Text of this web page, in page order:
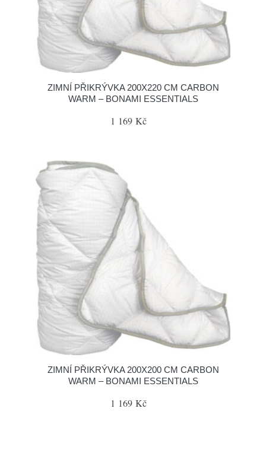
ZIMNÍ PŘIKRÝVKA 200X220 CM CARBON
WARM – BONAMI ESSENTIALS
1 169 Kč
ZIMNÍ PŘIKRÝVKA 200X200 CM CARBON
WARM – BONAMI ESSENTIALS
1 169 Kč